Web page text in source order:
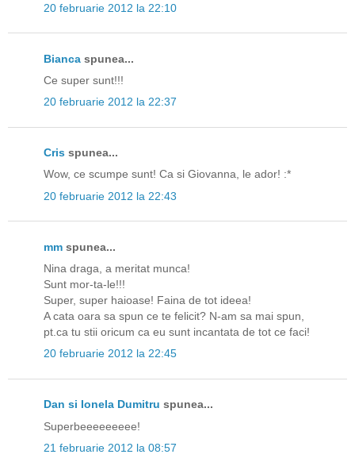
20 februarie 2012 la 22:10
Bianca spunea...
Ce super sunt!!!
20 februarie 2012 la 22:37
Cris spunea...
Wow, ce scumpe sunt! Ca si Giovanna, le ador! :*
20 februarie 2012 la 22:43
mm spunea...
Nina draga, a meritat munca!
Sunt mor-ta-le!!!
Super, super haioase! Faina de tot ideea!
A cata oara sa spun ce te felicit? N-am sa mai spun,
pt.ca tu stii oricum ca eu sunt incantata de tot ce faci!
20 februarie 2012 la 22:45
Dan si Ionela Dumitru spunea...
Superbeeeeeeeee!
21 februarie 2012 la 08:57